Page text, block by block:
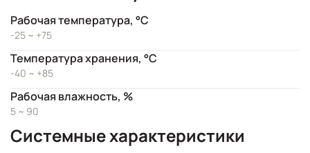
Рабочая температура, °C
-25 ~ +75
Температура хранения, °C
-40 ~ +85
Рабочая влажность, %
5 ~ 90
Системные характеристики